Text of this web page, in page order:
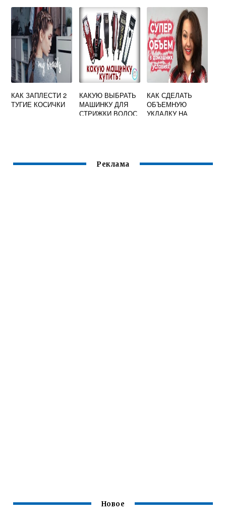
УСЛОВИЯХ
РЕЙТИНГ
УСЛОВИЯХ
КАК ЗАПЛЕСТИ 2
ТУГИЕ КОСИЧКИ
КАКУЮ ВЫБРАТЬ
МАШИНКУ ДЛЯ
СТРИЖКИ ВОЛОС
КАК СДЕЛАТЬ
ОБЪЕМНУЮ
УКЛАДКУ НА
Реклама
Новое